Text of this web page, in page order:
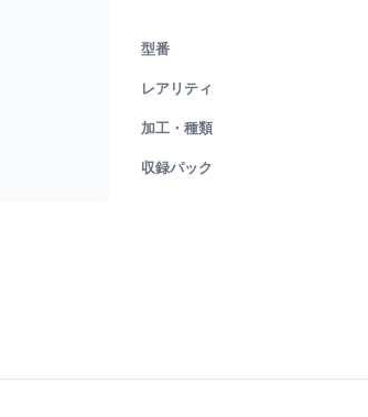
型番
レアリティ
加工・種類
収録パック